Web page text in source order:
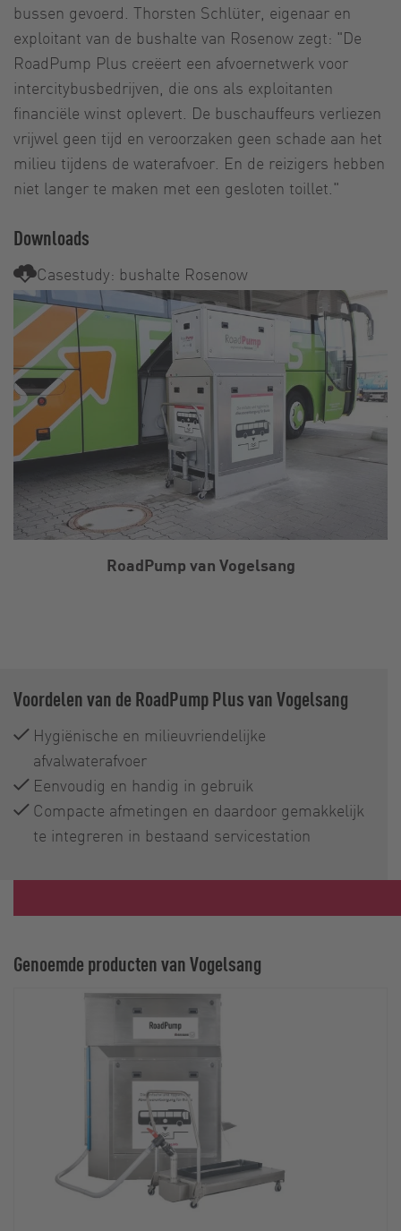
RoadPump van Vogelsang
bussen gevoerd. Thorsten Schlüter, eigenaar en
exploitant van de bushalte van Rosenow zegt: "De
RoadPump Plus creëert een afvoernetwerk voor
intercitybusbedrijven, die ons als exploitanten
financiële winst oplevert. De buschauffeurs verliezen
vrijwel geen tijd en veroorzaken geen schade aan het
milieu tijdens de waterafvoer. En de reizigers hebben
niet langer te maken met een gesloten toillet."
Downloads
Casestudy: bushalte Rosenow
Voordelen van de RoadPump Plus van Vogelsang
Hygiënische en milieuvriendelijke
afvalwaterafvoer
Eenvoudig en handig in gebruik
Compacte afmetingen en daardoor gemakkelijk
te integreren in bestaand servicestation
Genoemde producten van Vogelsang